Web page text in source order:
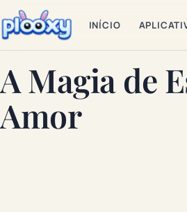
INÍCIO
A Magia de
Amor